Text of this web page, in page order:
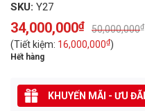
SKU: Y27
50,000,000₫
Original
price
was:
50,000,000₫.
34,000,000₫
Current
price
is:
34,000,000₫.
(Tiết kiệm: 16,000,000₫)
Hết hàng
KHUYẾN MÃI - ƯU ĐÃI